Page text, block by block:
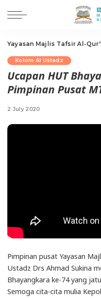
Yayasan Majlis Tafsir Al-
Kolom Al Ustadz
Ucapan HUT
Pimpinan Pusat
2 July 2020
Pimpinan pusat Yayasan
Ustadz Drs Ahmad Sukina
Bhayangkara ke-74 yang
Semoga cita-cita mulia